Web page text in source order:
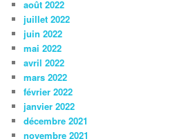
août 2022
juillet 2022
juin 2022
mai 2022
avril 2022
mars 2022
février 2022
janvier 2022
décembre 2021
novembre 2021